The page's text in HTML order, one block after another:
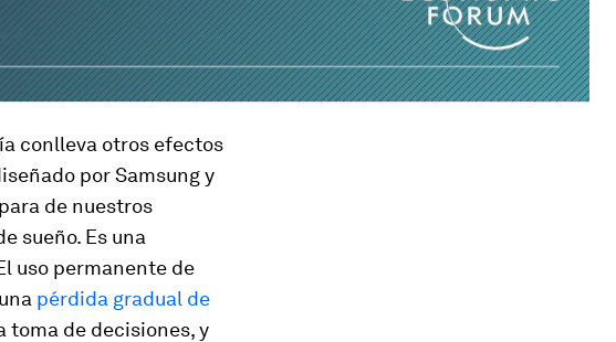
conlleva otros efectos
por Samsung y
de nuestros
sueño. Es una
uso permanente de
pérdida gradual de
toma de decisiones, y